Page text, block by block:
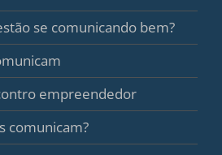
se comunicando bem?
empreendedor
comunicam?